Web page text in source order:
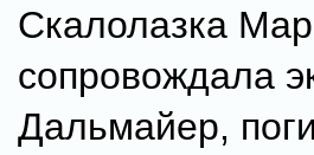
Скалолазка
сопровождала
Дальмайер,